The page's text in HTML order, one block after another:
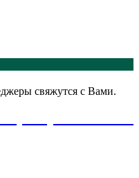
свяжутся с Вами.